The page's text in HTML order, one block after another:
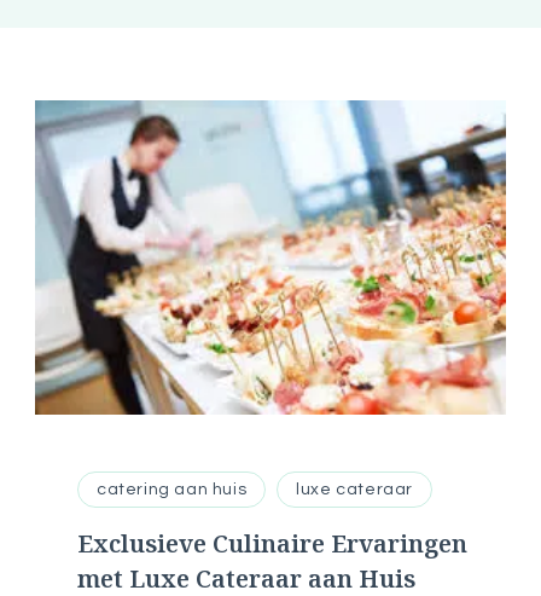
catering aan huis luxe cateraar
Exclusieve Culinaire Ervaringen
met Luxe Cateraar aan Huis